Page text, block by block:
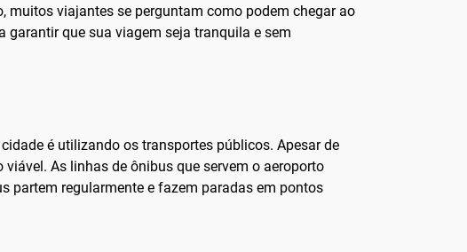
muitos viajantes se perguntam como podem chegar ao
garantir que sua viagem seja tranquila e sem
é utilizando os transportes públicos. Apesar de
As linhas de ônibus que servem o aeroporto
partem regularmente e fazem paradas em pontos